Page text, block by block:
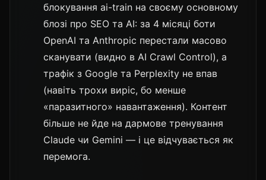
блокування ai-train на своєму основному
блозі про SEO та AI: за 4 місяці боти
OpenAI та Anthropic перестали масово
сканувати (видно в AI Crawl Control), а
трафік з Google та Perplexity не впав
(навіть трохи виріс, бо менше
«паразитного» навантаження). Контент
більше не йде на дармове тренування
Claude чи Gemini — і це відчувається як
перемога.